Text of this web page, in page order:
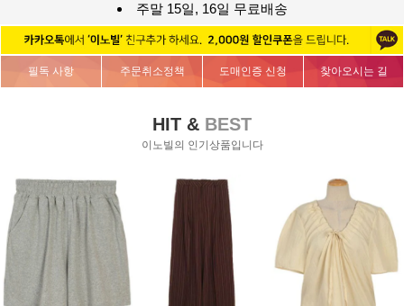
주말 15일, 16일 무료배송
필독 사항 주문취소정책 도매인증 신청 찾아오시는 길
HIT & BEST
이노빌의 인기상품입니다